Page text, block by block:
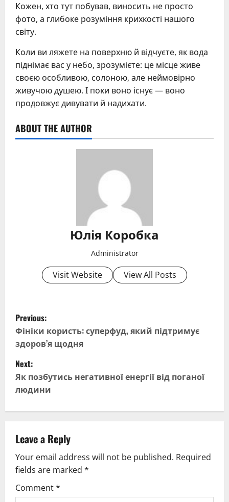
Кожен, хто тут побував, виносить не просто
фото, а глибоке розуміння крихкості нашого
світу.
Коли ви ляжете на поверхню й відчуєте, як вода
піднімає вас у небо, зрозумієте: це місце живе
своєю особливою, солоною, але неймовірно
живучою душею. І поки воно існує — воно
продовжує дивувати й надихати.
ABOUT THE AUTHOR
Юлія Коробка
Administrator
Visit Website View All Posts
P
o
s
t
n
v
i
g
Previous:
Фініки користь: суперфуд, який підтримує
здоров’я щодня
Next:
Як позбутись негативної енергії від поганої
людини
Leave a Reply
Your email address will not be published. Required
fields are marked *
Comment*